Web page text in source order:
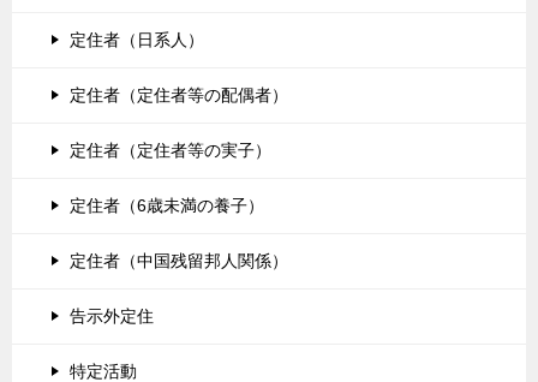
定住者（日系人）
定住者（定住者等の配偶者）
定住者（定住者等の実子）
定住者（6歳未満の養子）
定住者（中国残留邦人関係）
告示外定住
特定活動